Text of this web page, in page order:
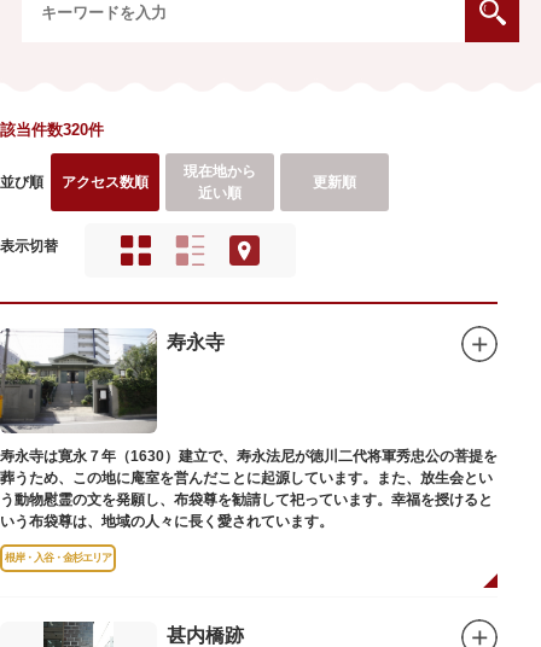
該当件数320件
並び順 アクセス数順
現在地から
近い順
更新順
表示切替
寿永寺
寿永寺は寛永７年（1630）建立で、寿永法尼が徳川二代将軍秀忠公の菩提を
葬うため、この地に庵室を営んだことに起源しています。また、放生会とい
う動物慰霊の文を発願し、布袋尊を勧請して祀っています。幸福を授けると
いう布袋尊は、地域の人々に長く愛されています。
根岸・入谷・金杉エリア
甚内橋跡